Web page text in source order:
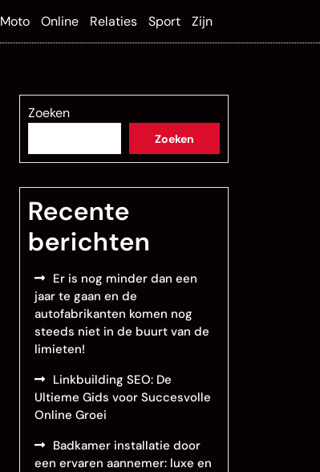
Moto Online Relaties Sport Zijn
Zoeken
Zoeken
Recente
berichten
Er is nog minder dan een
jaar te gaan en de
autofabrikanten komen nog
steeds niet in de buurt van de
limieten!
Linkbuilding SEO: De
Ultieme Gids voor Succesvolle
Online Groei
Badkamer installatie door
een ervaren aannemer: luxe en